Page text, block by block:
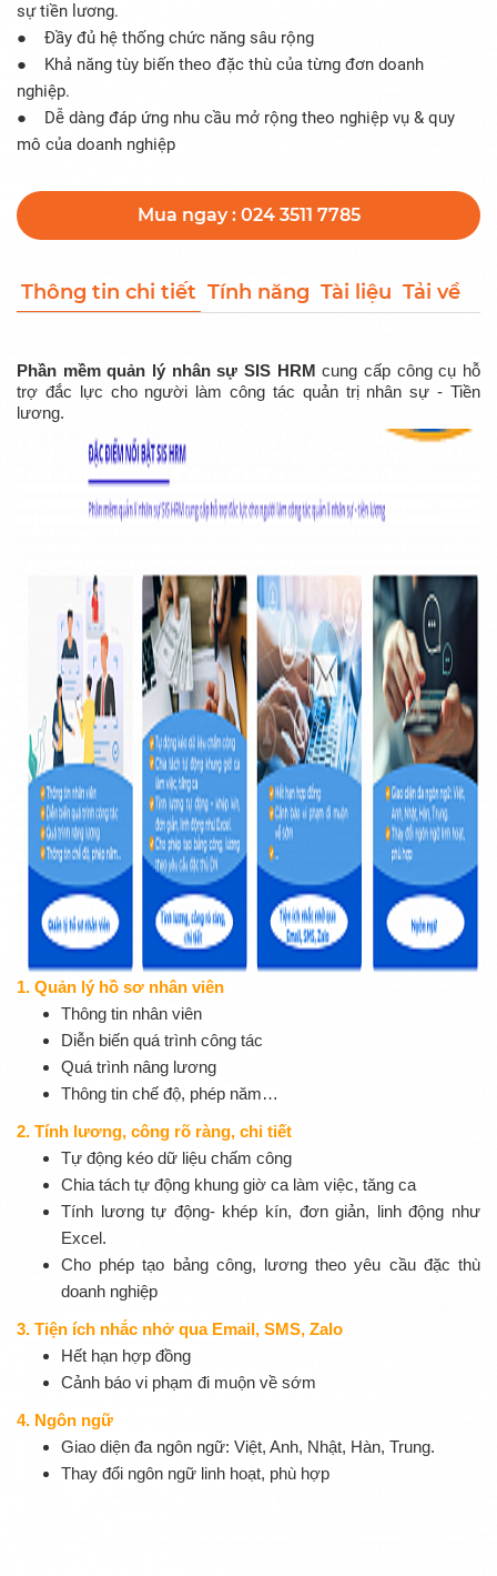
sự tiền lương.
● Đầy đủ hệ thống chức năng sâu rộng
● Khả năng tùy biến theo đặc thù của từng đơn doanh
nghiệp.
● Dễ dàng đáp ứng nhu cầu mở rộng theo nghiệp vụ & quy
mô của doanh nghiệp
Mua ngay : 024 3511 7785
Thông tin chi tiết Tính năng Tài liệu Tải về
Phần mềm quản lý nhân sự SIS HRM cung cấp công cụ hỗ
trợ đắc lực cho người làm công tác quản trị nhân sự - Tiền
lương.
1. Quản lý hồ sơ nhân viên
Thông tin nhân viên
Diễn biến quá trình công tác
Quá trình nâng lương
Thông tin chế độ, phép năm…
2. Tính lương, công rõ ràng, chi tiết
Tự động kéo dữ liệu chấm công
Chia tách tự động khung giờ ca làm việc, tăng ca
Tính lương tự động- khép kín, đơn giản, linh động như
Excel.
Cho phép tạo bảng công, lương theo yêu cầu đặc thù
doanh nghiệp
3. Tiện ích nhắc nhở qua Email, SMS, Zalo
Hết hạn hợp đồng
Cảnh báo vi phạm đi muộn về sớm
4. Ngôn ngữ
Giao diện đa ngôn ngữ: Việt, Anh, Nhật, Hàn, Trung.
Thay đổi ngôn ngữ linh hoạt, phù hợp